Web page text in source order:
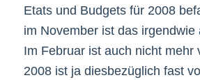
Etats und Budgets für 2008
im November ist das irgendwie
Im Februar ist auch nicht mehr
2008 ist ja diesbezüglich fast